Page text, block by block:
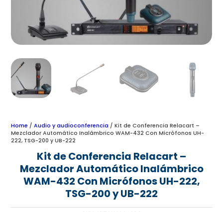
Home /Audio y audioconferencia / Kit de Conferencia Relacart –
Mezclador Automático Inalámbrico WAM-432 Con Micrófonos UH-
222, TSG-200 y UB-222
Kit de Conferencia Relacart –
Mezclador Automático Inalámbrico
WAM-432 Con Micrófonos UH-222,
TSG-200 y UB-222